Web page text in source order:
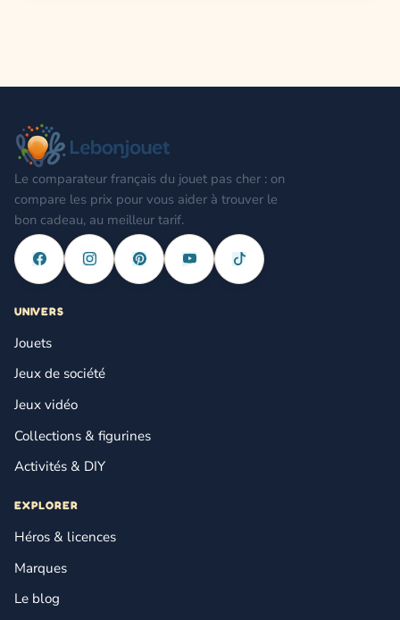
Le comparateur français du jouet pas cher : on
compare les prix pour vous aider à trouver le
bon cadeau, au meilleur tarif.
UNIVERS
Jouets
Jeux de société
Jeux vidéo
Collections & figurines
Activités & DIY
EXPLORER
Héros & licences
Marques
Le blog